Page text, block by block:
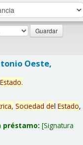
Oeste,
Estado.
Sociedad del Estado,
préstamo: Signatura